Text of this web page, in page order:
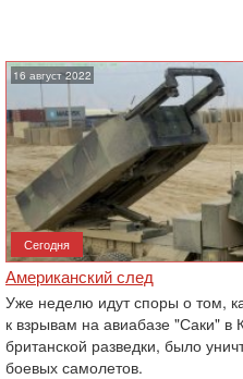
16 август 2022
Сегодня
Американский след
Уже неделю идут споры о том,
к взрывам на авиабазе "Саки"
британской разведки, было
боевых самолетов.